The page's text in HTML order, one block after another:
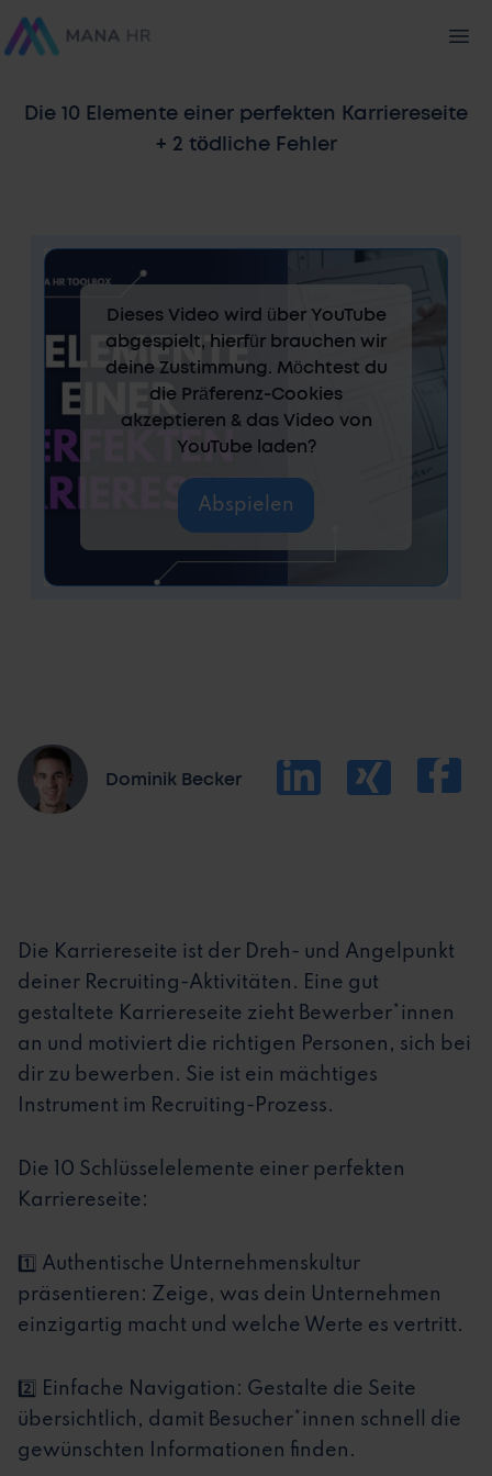
Die 10 Elemente einer perfekten Karriereseite
+ 2 tödliche Fehler
Dieses Video wird über YouTube
abgespielt, hierfür brauchen wir
deine Zustimmung. Möchtest du
die Präferenz-Cookies
akzeptieren & das Video von
YouTube laden?
Abspielen
Dominik Becker
Die Karriereseite ist der Dreh- und Angelpunkt
deiner Recruiting-Aktivitäten. Eine gut
gestaltete Karriereseite zieht Bewerber*innen
an und motiviert die richtigen Personen, sich bei
dir zu bewerben. Sie ist ein mächtiges
Instrument im Recruiting-Prozess.
Die 10 Schlüsselelemente einer perfekten
Karriereseite:
1️⃣ Authentische Unternehmenskultur
präsentieren: Zeige, was dein Unternehmen
einzigartig macht und welche Werte es vertritt.
2️⃣ Einfache Navigation: Gestalte die Seite
übersichtlich, damit Besucher*innen schnell die
gewünschten Informationen finden.